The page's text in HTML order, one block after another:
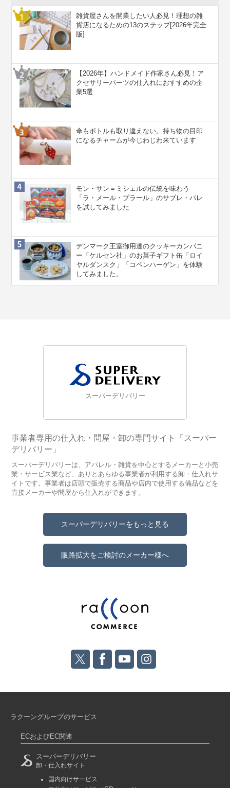
雑貨屋さんを開業したい人必見！理想の雑
貨店になるための13のステップ[2026年完全
版]
【2026年】ハンドメイド作家さん必見！ア
クセサリーパーツの仕入れにおすすめの企
業5選
傘もボトルも取り違えない。持ち物の目印
になるチャームが今じわじわ来ています
モン・サン＝ミシェルの伝統を味わう
「ラ・メール・プラール」のサブレ・パレ
を試してみました
デンマーク王室御用達のクッキーカンパニ
ー「ケルセン社」のお菓子ギフト缶「ロイ
ヤルダンスク」「コペンハーゲン」を体験
してみました。
スーパーデリバリー
事業者専用の仕入れ・問屋・卸の専門サイト「スーパー
デリバリー」
スーパーデリバリーは、アパレル・雑貨を中心とするメーカーと小売
業・サービス業など、ありとあらゆる事業者が利用する卸・仕入れサ
イトです。事業者は店頭で販売する商品や店内で使用する備品などを
直接メーカーや問屋から仕入れができます。
スーパーデリバリーをもっと見る
販路拡大をご検討のメーカー様へ
ラクーングループのサービス
ECおよびEC関連
スーパーデリバリー
卸・仕入れサイト
国内向けサービス